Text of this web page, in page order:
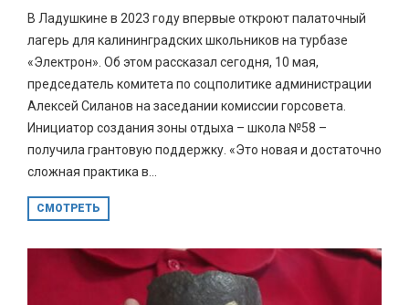
В Ладушкине в 2023 году впервые откроют палаточный
лагерь для калининградских школьников на турбазе
«Электрон». Об этом рассказал сегодня, 10 мая,
председатель комитета по соцполитике администрации
Алексей Силанов на заседании комиссии горсовета.
Инициатор создания зоны отдыха – школа №58 –
получила грантовую поддержку. «Это новая и достаточно
сложная практика в...
СМОТРЕТЬ